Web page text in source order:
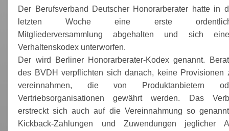
Der Berufsverband Deutscher Honorarberater hatte in
letzten Woche eine erste
Mitgliederversammlung abgehalten und sich
Verhaltenskodex unterworfen.
Der wird Berliner Honorarberater-Kodex genannt.
des BVDH verpflichten sich danach, keine Provisionen
vereinnahmen, die von Produktanbietern
Vertriebsorganisationen gewährt werden. Das
erstreckt sich auch auf die Vereinnahmung so
Kickback-Zahlungen und Zuwendungen jeglicher